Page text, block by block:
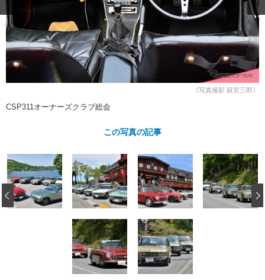
自動車豆知識 ストップ！不具合修理＆粗悪修理
鈑金・塗装
ディテイリング 洗車
ヘッドライト磨き
フィルム・ラッピング
鈑金・塗装
小キズ直し
特集記事
ストップ 不具合修理＆粗悪修理
カーメーカー「旧車」関連プロジェ
クト
ショップレポート プロショップ検索
レストア
カーメーカー「旧車」関連プロジ
イベント
《写真撮影 嶽宮三郎》
CSP311オーナーズクラブ総会
この写真の記事
‹